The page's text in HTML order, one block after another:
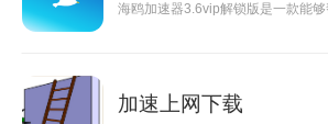
海鸥加速器3.6vip解锁版是一款能
加速上网下载